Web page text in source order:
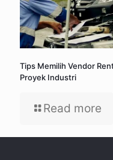
Tips Memilih Vendor
Proyek Industri
Read more